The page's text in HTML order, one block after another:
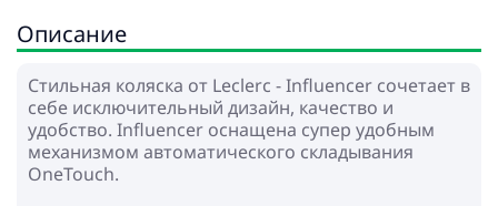
Описание
Стильная коляска от Leclerc - Influencer сочетает в
себе исключительный дизайн, качество и
удобство. Influencer оснащена супер удобным
механизмом автоматического складывания
OneTouch.